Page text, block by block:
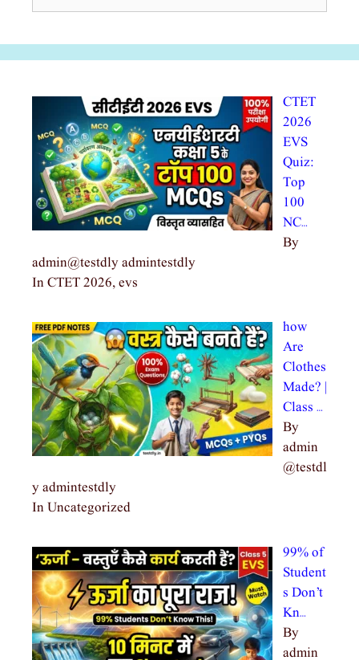
CTET
2026
EVS
Quiz:
Top
100
NC…
By
admin@testdly admintestdly
In CTET 2026, evs
how
Are
Clothes
Made? |
Class …
By
admin
@testdl
y admintestdly
In Uncategorized
99% of
Student
s Don’t
Kn…
By
admin